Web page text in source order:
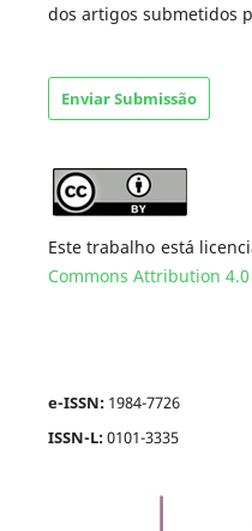
dos artigos submetidos
Enviar Submissão
Este trabalho está
Commons Attribution
e-ISSN: 1984-7726
ISSN-L:0101-3335